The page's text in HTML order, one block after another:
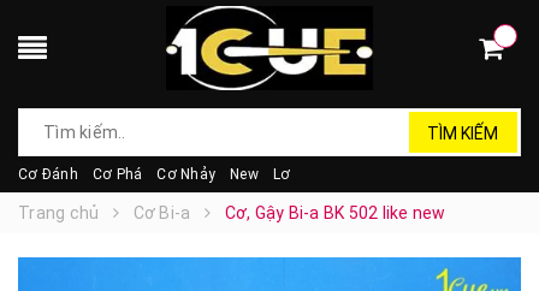
TÌM KIẾM
Cơ Đánh Cơ Phá Cơ Nhảy New Lơ
Trang chủ Cơ Bi-a Cơ, Gậy Bi-a BK 502 like new